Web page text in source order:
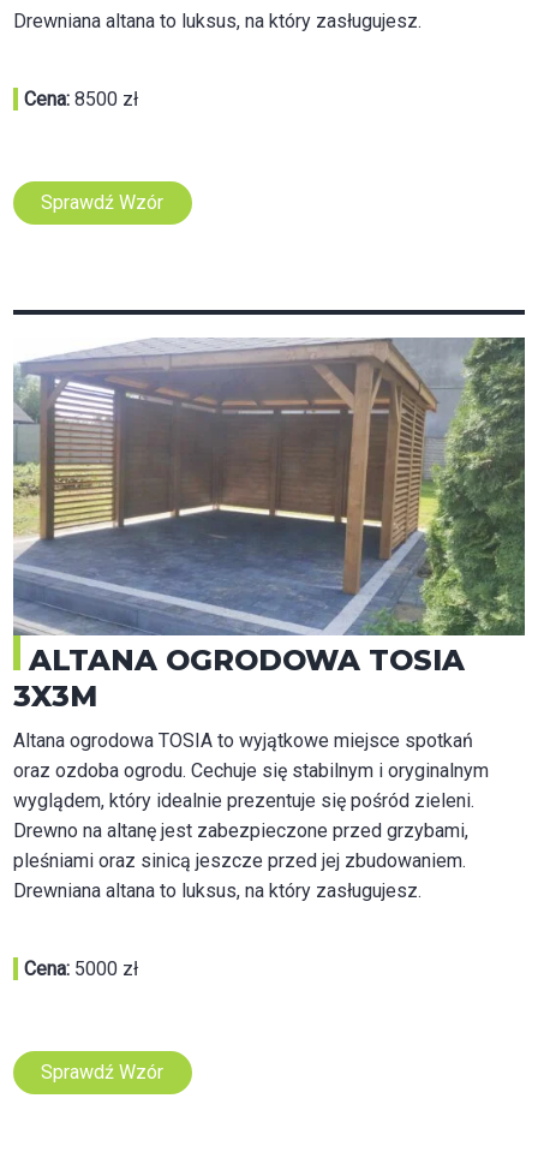
Drewniana altana to luksus, na który zasługujesz.
Cena:8500 zł
Sprawdź Wzór
ALTANA OGRODOWA TOSIA
3X3M
Altana ogrodowa TOSIA to wyjątkowe miejsce spotkań
oraz ozdoba ogrodu. Cechuje się stabilnym i oryginalnym
wyglądem, który idealnie prezentuje się pośród zieleni.
Drewno na altanę jest zabezpieczone przed grzybami,
pleśniami oraz sinicą jeszcze przed jej zbudowaniem.
Drewniana altana to luksus, na który zasługujesz.
Cena: 5000 zł
Sprawdź Wzór